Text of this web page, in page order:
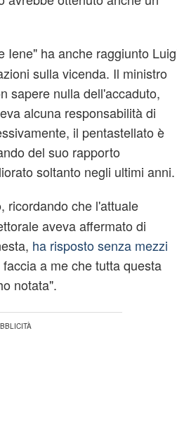
Iene" ha anche raggiunto
sulla vicenda. Il ministro
sapere nulla dell'accaduto,
alcuna responsabilità di
il pentastellato è
del suo rapporto
soltanto negli ultimi anni.
, ricordando che l'attuale
aveva affermato di
ha risposto senza mezzi
a me che tutta questa
notata".